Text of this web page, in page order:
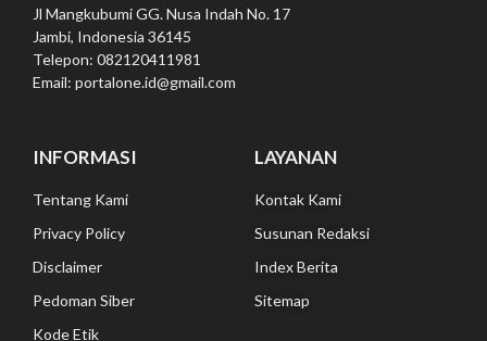
Jl Mangkubumi GG. Nusa Indah No. 17
Jambi, Indonesia 36145
Telepon: 082120411981
Email: portalone.id@gmail.com
INFORMASI
Tentang Kami
Privacy Policy
Disclaimer
Pedoman Siber
Kode Etik
LAYANAN
Kontak Kami
Susunan Redaksi
Index Berita
Sitemap